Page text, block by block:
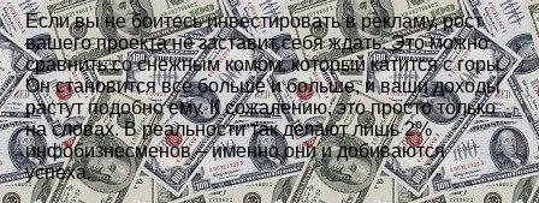
Если вы не боитесь инвестировать в рекламу, рост
вашего проекта не заставит себя ждать. Это можно
сравнить со снежным комом, который катится с горы.
Он становится все больше и больше, и ваши доходы
растут подобно ему. К сожалению, это просто только
на словах. В реальности так делают лишь 2%
инфобизнесменов – именно они и добиваются
успеха.